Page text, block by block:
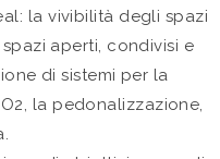
la vivibilità degli spazi
aperti, condivisi e
di sistemi per la
la pedonalizzazione,